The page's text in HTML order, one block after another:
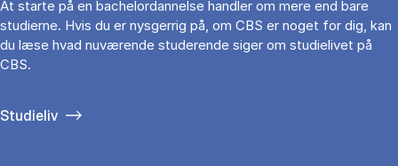
At starte på en bachelordannelse handler om mere end bare
studierne. Hvis du er nysgerrig på, om CBS er noget for dig, kan
du læse hvad nuværende studerende siger om studielivet på
CBS.
Studieliv